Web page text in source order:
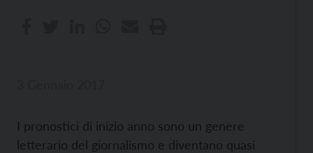
I pronostici di inizio anno sono un genere
letterario del giornalismo e diventano quasi